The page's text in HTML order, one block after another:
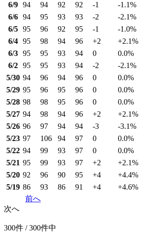
6/9 94 94 92 92 -1 -1.1%
6/6 94 95 93 93 -2 -2.1%
6/5 95 96 92 95 -1 -1.0%
6/4 95 98 94 96 +2 +2.1%
6/3 95 95 93 94 0 0.0%
6/2 95 95 93 94 -2 -2.1%
5/30 94 96 94 96 0 0.0%
5/29 95 96 95 96 0 0.0%
5/28 98 98 95 96 0 0.0%
5/27 94 98 94 96 +2 +2.1%
5/26 96 97 94 94 -3 -3.1%
5/23 97 106 94 97 0 0.0%
5/22 94 99 93 97 0 0.0%
5/21 95 99 93 97 +2 +2.1%
5/20 92 96 90 95 +4 +4.4%
5/19 86 93 86 91 +4 +4.6%
前へ
次へ
300件 / 300件中